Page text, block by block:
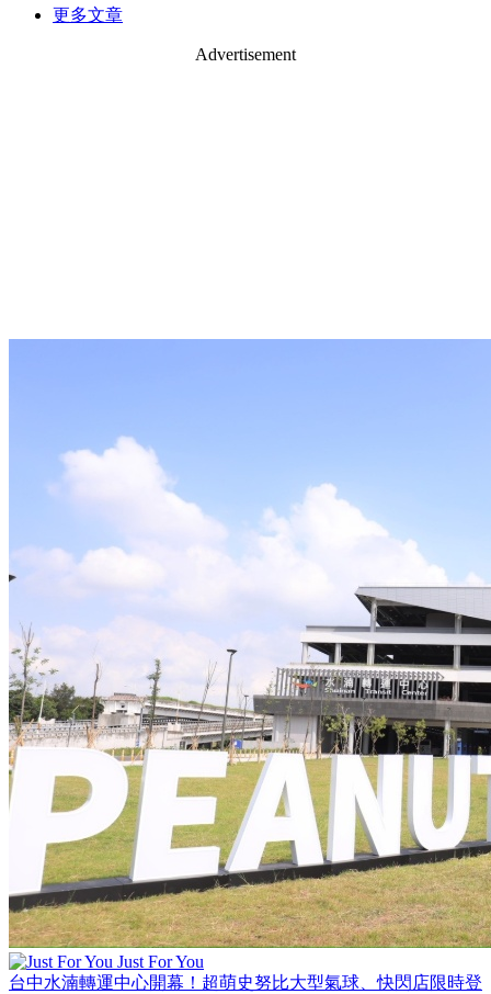
更多文章
Advertisement
Just For You
台中水湳轉運中心開幕！超萌史努比大型氣球、快閃店限時登